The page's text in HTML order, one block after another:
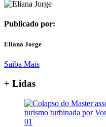
Publicado por:
Eliana Jorge
Saiba Mais
+ Lidas
01